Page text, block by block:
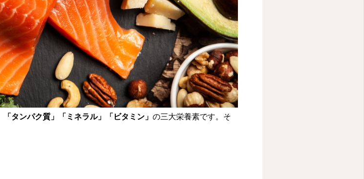
「タンパク質」「ミネラル」「ビタミン」 の三大栄養素です。そ